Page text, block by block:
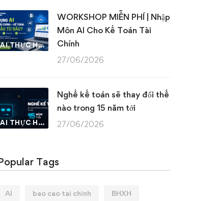
AI THỰC HÀNH
WORKSHOP MIỄN PHÍ | Nhập
Môn AI Cho Kế Toán Tài
Chính
27/06/2026
AI THỰC HÀNH
Nghề kế toán sẽ thay đổi thế
nào trong 15 năm tới
27/06/2026
Tags
AI bao cao tai chinh BHXH